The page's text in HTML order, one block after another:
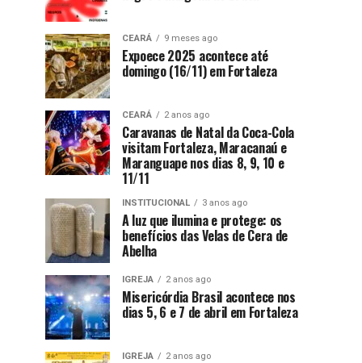
CEARÁ 9 meses ago
Expoece 2025 acontece até
domingo (16/11) em Fortaleza
CEARÁ 2 anos ago
Caravanas de Natal da Coca-Cola
visitam Fortaleza, Maracanaú e
Maranguape nos dias 8, 9, 10 e
11/11
INSTITUCIONAL 3 anos ago
A luz que ilumina e protege: os
benefícios das Velas de Cera de
Abelha
IGREJA 2 anos ago
Misericórdia Brasil acontece nos
dias 5, 6 e 7 de abril em Fortaleza
IGREJA 2 anos ago